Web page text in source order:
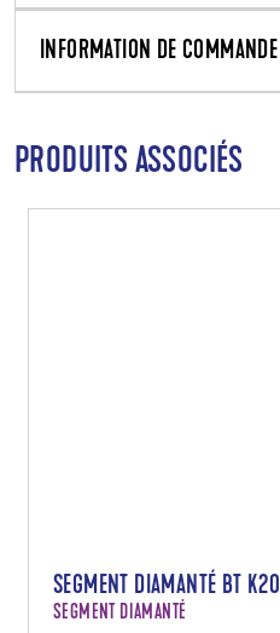
INFORMATION DE COMMANDE
PRODUITS ASSOCIÉS
SEGMENT DIAMANTÉ BT K20
SEGMENT DIAMANTÉ